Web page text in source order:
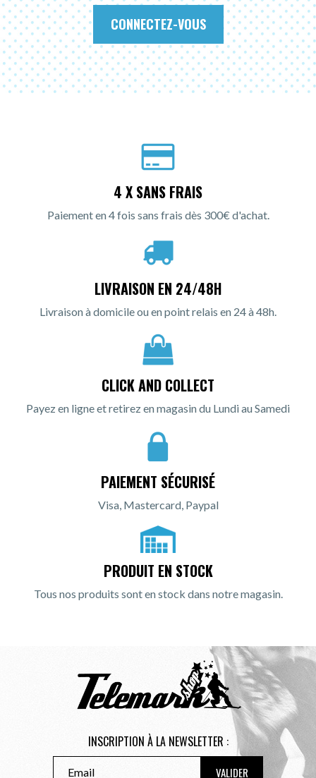
CONNECTEZ-VOUS
4 X SANS FRAIS
Paiement en 4 fois sans frais dès 300€ d'achat.
LIVRAISON EN 24/48H
Livraison à domicile ou en point relais en 24 à 48h.
CLICK AND COLLECT
Payez en ligne et retirez en magasin du Lundi au Samedi
PAIEMENT SÉCURISÉ
Visa, Mastercard, Paypal
PRODUIT EN STOCK
Tous nos produits sont en stock dans notre magasin.
INSCRIPTION À LA NEWSLETTER :